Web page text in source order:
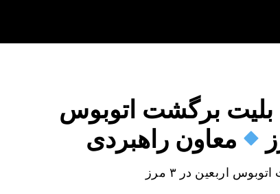
برگشت اتوبوس
معاون راهبردی
اربعین در ۳ مرز